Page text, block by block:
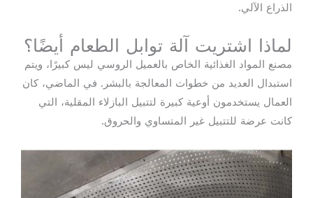
الذراع الآلي.
لماذا اشتريت آلة توابل الطعام أيضًا؟
مصنع المواد الغذائية الخاص بالعميل الروسي ليس كبيرًا، ويتم
استبدال العديد من خطوات المعالجة بالبشر. في الماضي، كان
العمال يستخدمون أوعية كبيرة لتتبيل البازلاء المقلية، التي
كانت عرضة للتتبيل غير المتساوي والحروق.